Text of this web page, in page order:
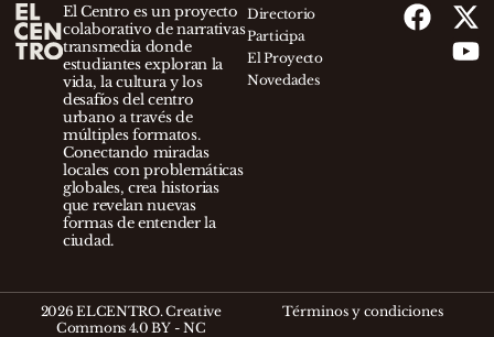
El Centro es un proyecto
colaborativo de narrativas
transmedia donde
estudiantes exploran la
vida, la cultura y los
desafíos del centro
urbano a través de
múltiples formatos.
Conectando miradas
locales con problemáticas
globales, crea historias
que revelan nuevas
formas de entender la
ciudad.
Directorio
Participa
El Proyecto
Novedades
2026 ELCENTRO. Creative
Commons 4.0 BY - NC
Términos y condiciones